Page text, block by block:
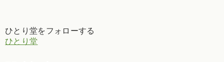
ひとり堂をフォローする
ひとり堂